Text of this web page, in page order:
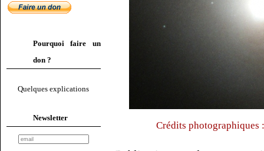
Pourquoi faire un
don ?
Quelques explications
Newsletter
Crédits photographiques